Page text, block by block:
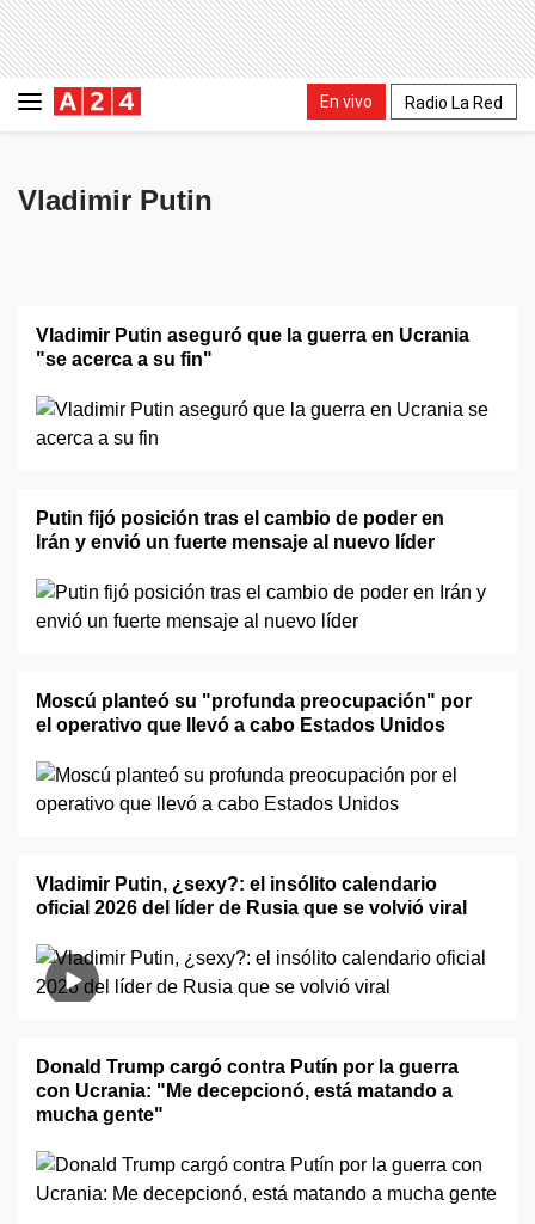
En vivo Radio La Red
Vladimir Putin
Vladimir Putin aseguró que la guerra en Ucrania
"se acerca a su fin"
Putin fijó posición tras el cambio de poder en
Irán y envió un fuerte mensaje al nuevo líder
Moscú planteó su "profunda preocupación" por
el operativo que llevó a cabo Estados Unidos
Vladimir Putin, ¿sexy?: el insólito calendario
oficial 2026 del líder de Rusia que se volvió viral
Donald Trump cargó contra Putín por la guerra
con Ucrania: "Me decepcionó, está matando a
mucha gente"